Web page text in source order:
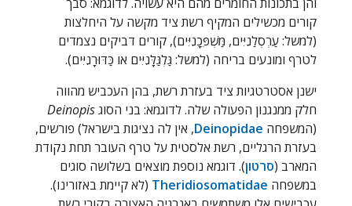
קורים מכשילים המקיף רשת ציד מקשה על היחלצות
(למשל: עַרְסְלַנִיִּים, מַּשְׁפֵּכָנִיִּים), קורים דביקים נצמדים
לטרף ומונעים בריחה (למשל: גַּלְגַּלָּנִיִּים או כַּדּוּרָנִיִּים).
ישנן אסטרטגיות ציד בעזרת רשת, בהן העכביש מהווה
חלק ממנגנון הפעולה שלה. לדוגמא: בני הסוגDeinopis
(המשפחה Deinopidae, אין לה נציגות בישראל) פורשים,
בעזרת הרגליים, רשת אלסטית על טרף העובר תחת נקודת
המארב (סרטון). דוגמא נוספת מוצאים בשלושה סוגים
במשפחה Theridiosomatidae (לא קיימת באזורינו).